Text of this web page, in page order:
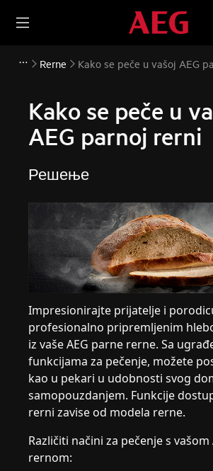
Rerne Kako se peče u vašoj AEG
Kako se peče u
AEG parnoj rerni
Решење
Impresionirajte prijatelje i
profesionalno pripremljenim
iz vaše AEG parne rerne. Sa
funkcijama za pečenje, možete
kao u pekari u udobnosti svog
samopouzdanjem. Funkcije
rerni zavise od modela rerne.
Različiti načini za pečenje s
rernom: